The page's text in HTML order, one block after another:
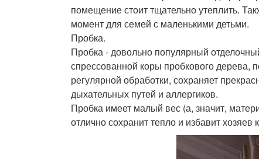
помещение стоит тщательно утеплить.
момент для семей с маленькими детьми.
Пробка.
Пробка - довольно популярный
спрессованной коры пробкового дерева,
регулярной обработки, сохраняет
дыхательных путей и аллергиков.
Пробка имеет малый вес (а, значит,
отлично сохранит тепло и избавит хозяев